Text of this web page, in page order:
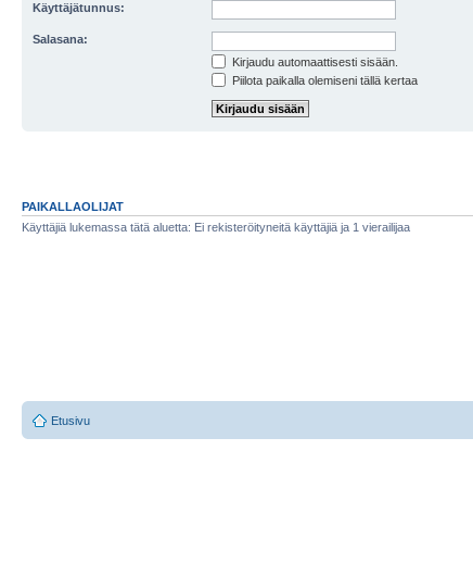
Käyttäjätunnus:
Salasana:
Kirjaudu automaattisesti sisään.
Piilota paikalla olemiseni tällä kertaa
PAIKALLAOLIJAT
Käyttäjiä lukemassa tätä aluetta: Ei rekisteröityneitä käyttäjiä ja 1 vierailijaa
Etusivu